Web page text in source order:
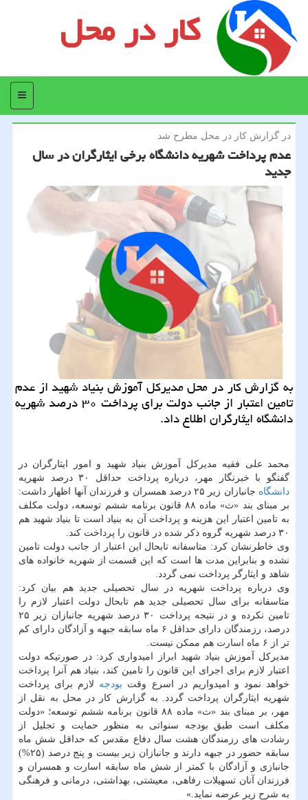
کار در محل
منو
در گزارش كار در محل مطرح شد
عدم پرداخت شهریه دانشگاه برخی ایثارگران در سال
جدید
به گزارش كار در محل مدیركل آموزش بنیاد شهید از عدم
تامین اعتبار از جانب دولت برای پرداخت ۳۰ درصد شهریه
دانشگاه ایثارگران اطلاع داد.
محمد علی فقیه مدیركل آموزش بنیاد شهید و امور ایثارگران در
گفتگو با خبرنگار مهر، درباره پرداخت حداقل ۳۰ درصد شهریه
دانشگاه
جانبازان زیر ۲۵ درصد همسران و فرزندان آنها اظهار داشت:
بر مبنای بند «ث» ماده ۸۸ قانون برنامه ششم توسعه، دولت مكلف
به تامین اعتبار این هزینه و پرداخت آن به بنیاد است تا بنیاد شهید هم
۳۰ درصد شهریه گروه ذكر شده در قانون را پرداخت كند.
وی خاطرنشان كرد: متاسفانه تابحال این اعتبار از جانب دولت تامین
نشده و بنابراین مدت ها است كه این قسمت از شهریه خانواده های
شاهد و ایثارگر پرداخت نمی گردد.
وی درباره پرداخت شهریه در سال تحصیلی جدید هم بیان كرد:
متاسفانه برای سال تحصیلی جدید هم تابحال دولت اعتبار لازم را
تامین نكرده و در نتیجه پرداخت ۳۰ درصد شهریه جانبازان زیر ۲۵
درصد، رزمندگان دارای حداقل ۶ ماه سابقه جبهه و آزادگان دارای كم
تر از ۶ ماه اسارت هم ممكن نیست.
مدیركل آموزش بنیاد شهید ابراز امیدواری كرد: در صورتیكه دولت
اعتبار لازم برای اجرای این قانون را تامین كند، بنیاد هم آنرا پرداخت
خواهد نمود و امیدواریم در اسرع وقت بودجه لازم برای پرداخت
شهریه ایثارگران پرداخت گردد. به گزارش كار در محل به نقل از
مهر، بر مبنای بند «ث» ماده ۸۸ قانون برنامه ششم توسعه؛ «دولت
مكلف است طبق بودجه سنواتی به منظور حمایت و تجلیل از
رشادت های رزمندگان هشت سال دفاع مقدس كه حداقل شش ماه
سابقه حضور در جبهه دارند و جانبازان زیر بیست و پنج درصد (۲۵%)
جانبازی و آزادگان با كمتر از شش ماه سابقه اسارت و همسران و
فرزندان آنان تسهیلات رفاهی، معیشتی، بهداشتی، درمانی و فرهنگی
به شرح زیر عرضه نماید.»